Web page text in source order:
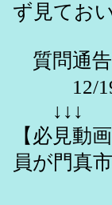
ず見てお
質問通告
12/19(
↓↓↓
【必見動
員が門真
戸田